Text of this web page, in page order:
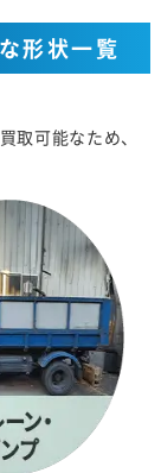
形状一覧
取可能なため、